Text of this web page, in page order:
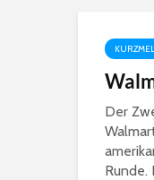
Der
Runde.